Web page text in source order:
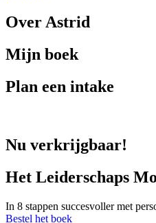
Over Astrid
Mijn boek
Plan een intake
Nu verkrijgbaar!
Het Leiderschaps
In 8 stappen succesvoller met
Bestel het boek